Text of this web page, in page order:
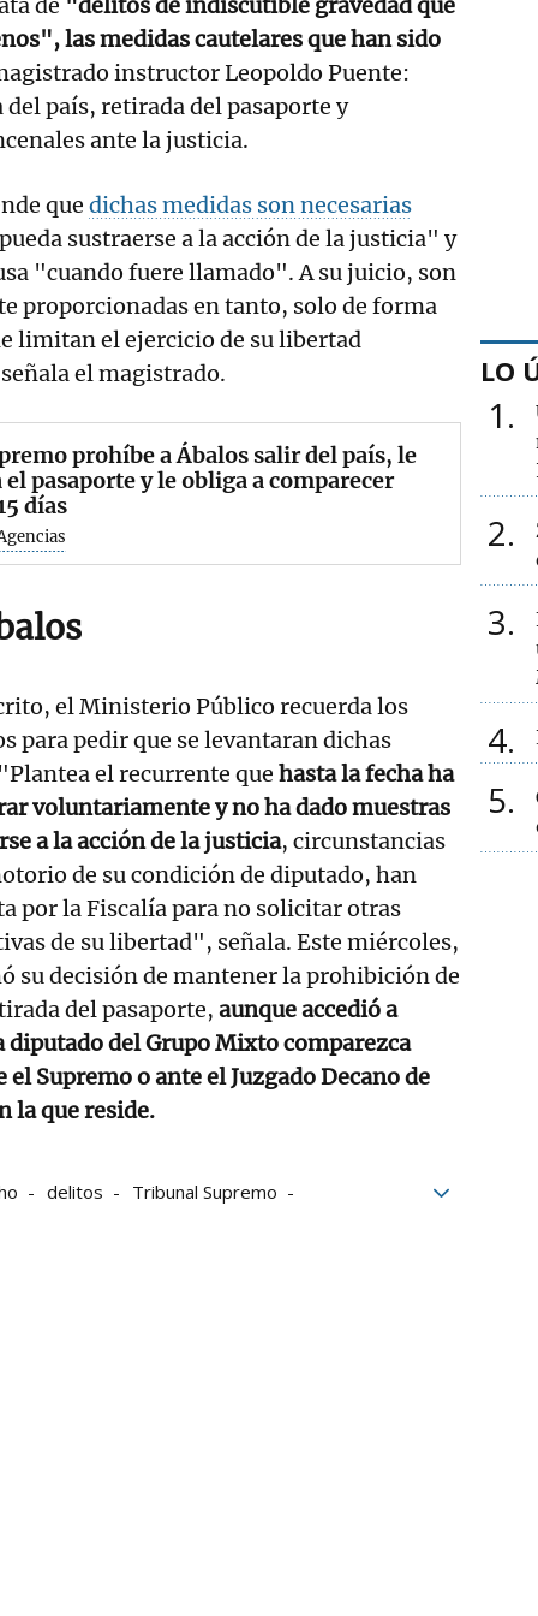
las medidas cautelares que han sido
instructor Leopoldo Puente:
país, retirada del pasaporte y
ante la justicia.
que dichas medidas son necesarias
sustraerse a la acción de la justicia" y
"cuando fuere llamado". A su juicio, son
proporcionadas en tanto, solo de forma
limitan el ejercicio de su libertad
el magistrado.
prohíbe a Ábalos salir del país, le
pasaporte y le obliga a comparecer
días
el Ministerio Público recuerda los
para pedir que se levantaran dichas
el recurrente que hasta la fecha ha
voluntariamente y no ha dado muestras
a la acción de la justicia, circunstancias
de su condición de diputado, han
por la Fiscalía para no solicitar otras
de su libertad", señala. Este miércoles,
su decisión de mantener la prohibición de
del pasaporte, aunque accedió a
del Grupo Mixto comparezca
Supremo o ante el Juzgado Decano de
la que reside.
delitos Tribunal Supremo
LO
1
2
3
4
5